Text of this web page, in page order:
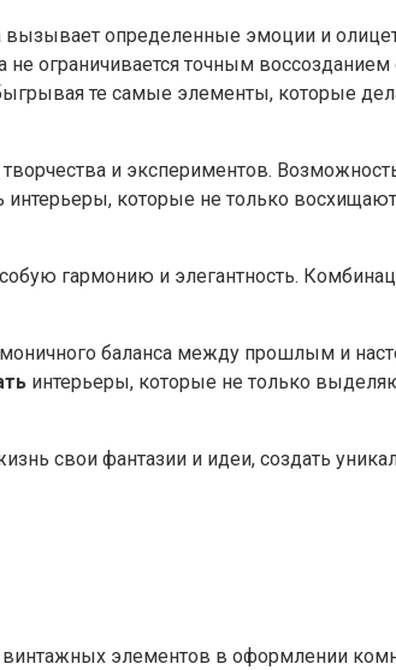
вызывает определенные эмоции и
ограничивается точным воссозданием
те самые элементы, которые
и экспериментов.
которые не только
гармонию и элегантность.
баланса между прошлым и
интерьеры, которые не только
свои фантазии и идеи, создать
элементов в оформлении